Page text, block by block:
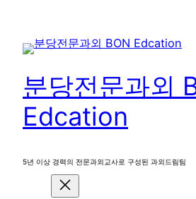
분당전문과외
Edcation
5년 이상 경력의 전문과외교사로 구성된 과외드림팀